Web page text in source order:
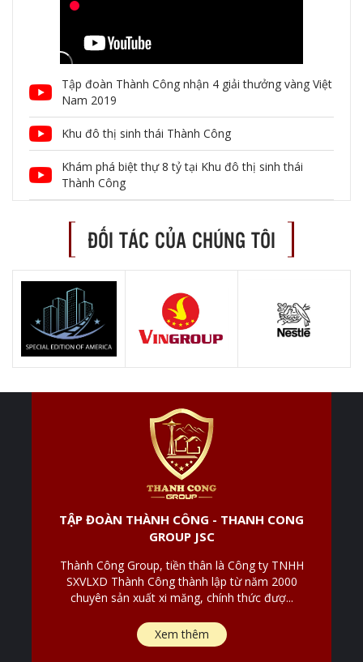
Tập đoàn Thành Công nhận 4 giải thưởng vàng Việt
Nam 2019
Khu đô thị sinh thái Thành Công
Khám phá biệt thự 8 tỷ tại Khu đô thị sinh thái
Thành Công
ĐỐI TÁC CỦA CHÚNG TÔI
TẬP ĐOÀN THÀNH CÔNG - THANH CONG
GROUP JSC
Thành Công Group, tiền thân là Công ty TNHH
SXVLXD Thành Công thành lập từ năm 2000
chuyên sản xuất xi măng, chính thức đượ...
Xem thêm